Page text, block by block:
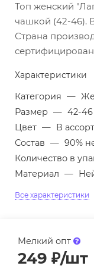
Топ женский
чашкой (42-46).
Страна
Характеристики
Категория —
Размер — 42-46
Цвет — В
Состав — 90%
Количество в
Материал —
Все характеристики
Мелкий опт
249 ₽/шт